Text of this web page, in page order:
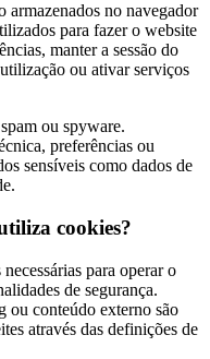
armazenados no navegador
para fazer o website
manter a sessão do
ou ativar serviços
ou spyware.
preferências ou
sensíveis como dados de
cookies?
para operar o
de segurança.
ou conteúdo externo são
através das definições de